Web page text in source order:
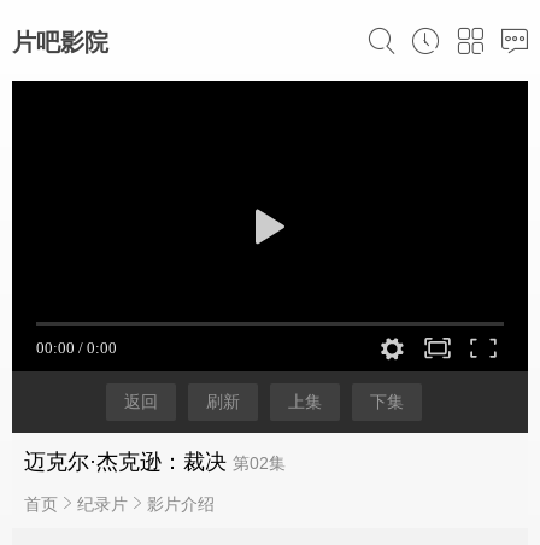
片吧影院
返回 刷新 上集 下集
迈克尔·杰克逊：裁决 第02集
首页 纪录片 影片介绍